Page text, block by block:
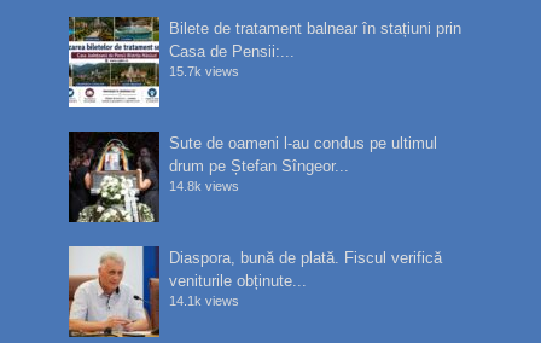
Bilete de tratament balnear în stațiuni prin
Casa de Pensii:...
15.7k views
Sute de oameni l-au condus pe ultimul
drum pe Ștefan Sîngeor...
14.8k views
Diaspora, bună de plată. Fiscul verifică
veniturile obținute...
14.1k views